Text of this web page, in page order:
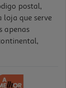
E
postal,
loja que serve
apenas